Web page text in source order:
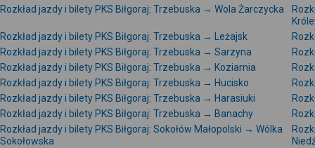
Rozkład jazdy i bilety PKS Biłgoraj: Trzebuska → Wola Żarczycka
Rozkład jazdy i bilety PKS Biłgoraj: Trzebuska → Leżajsk
Rozkład jazdy i bilety PKS Biłgoraj: Trzebuska → Sarzyna
Rozkład jazdy i bilety PKS Biłgoraj: Trzebuska → Koziarnia
Rozkład jazdy i bilety PKS Biłgoraj: Trzebuska → Hucisko
Rozkład jazdy i bilety PKS Biłgoraj: Trzebuska → Harasiuki
Rozkład jazdy i bilety PKS Biłgoraj: Trzebuska → Banachy
Rozkład jazdy i bilety PKS Biłgoraj: Sokołów Małopolski → Wólka
Sokołowska